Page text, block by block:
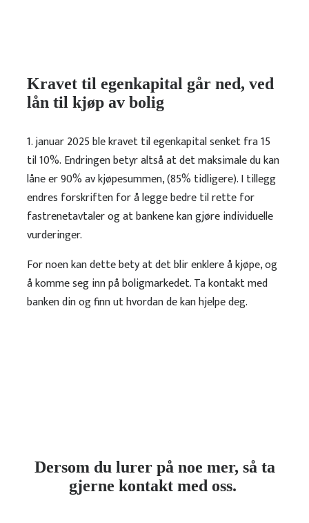
Kravet til egenkapital går ned, ved
lån til kjøp av bolig
1. januar 2025 ble kravet til egenkapital senket fra 15
til 10%. Endringen betyr altså at det maksimale du kan
låne er 90% avkjøpesummen, (85% tidligere). I tillegg
endres forskriften for å leggebedre til rette for
fastrenetavtaler og at bankene kan gjøre individuelle
vurderinger.
For noen kan dette bety at det blir enklere å kjøpe, og
å kommeseg inn på boligmarkedet. Ta kontakt med
banken din og finn ut hvordan de kan hjelpe deg.
Dersom du lurer på noe mer, så ta
gjerne kontakt med oss.